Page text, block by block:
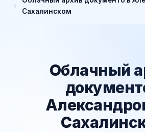
Сахалинском
Облачный